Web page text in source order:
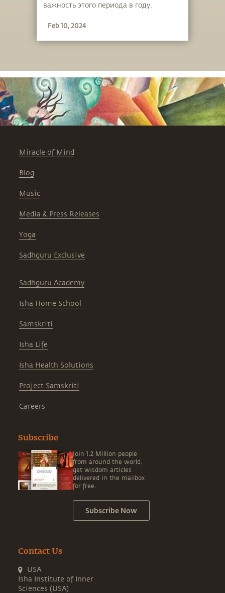
важность этого периода в году.
Feb 10, 2024
Miracle of Mind
Blog
Music
Media & Press Releases
Yoga
Sadhguru Exclusive
Sadhguru Academy
Isha Home School
Samskriti
Isha Life
Isha Health Solutions
Project Samskriti
Careers
Subscribe
Join 1.2 Million people
from around the world,
get wisdom articles
delivered in the mailbox
for free.
Subscribe Now
Contact Us
USA
Isha Institute of Inner
Sciences (USA)